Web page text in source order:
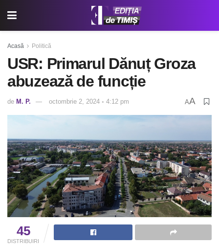
Acasă Politică
USR: Primarul Dănuț Groza
abuzează de funcție
de M. P. octombrie 2, 2024 ◦ 4:12 pm AA
45
DISTRIBUIRI